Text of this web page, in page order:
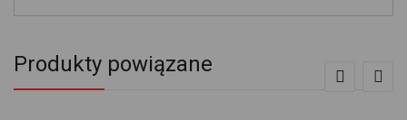
Produkty powiązane